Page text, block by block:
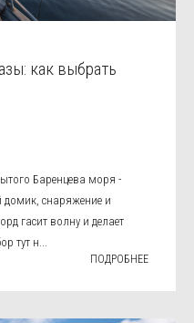
как выбрать
Баренцева моря -
снаряжение и
гасит волну и делает
тут н...
ПОДРОБНЕЕ